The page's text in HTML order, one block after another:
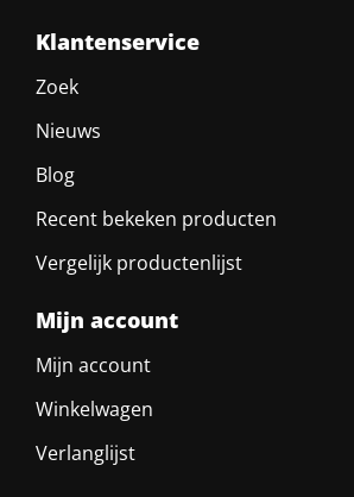
Klantenservice
Zoek
Nieuws
Blog
Recent bekeken producten
Vergelijk productenlijst
Mijn account
Mijn account
Winkelwagen
Verlanglijst